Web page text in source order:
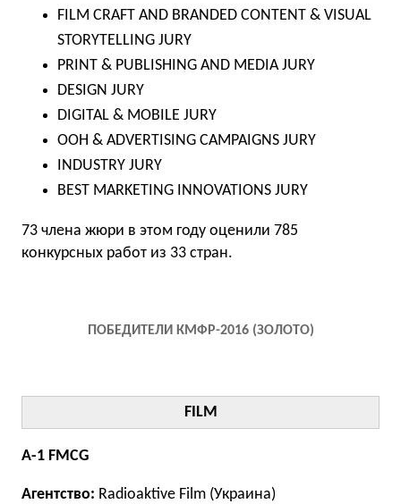
FILM CRAFT AND BRANDED CONTENT & VISUAL
STORYTELLING JURY
PRINT & PUBLISHING AND MEDIA JURY
DESIGN JURY
DIGITAL & MOBILE JURY
OOH & ADVERTISING CAMPAIGNS JURY
INDUSTRY JURY
BEST MARKETING INNOVATIONS JURY
73 члена жюри в этом году оценили 785
конкурсных работ из 33 стран.
ПОБЕДИТЕЛИ КМФР-2016 (ЗОЛОТО)
FILM
A-1 FMCG
Агентство: Radioaktive Film (Украина)